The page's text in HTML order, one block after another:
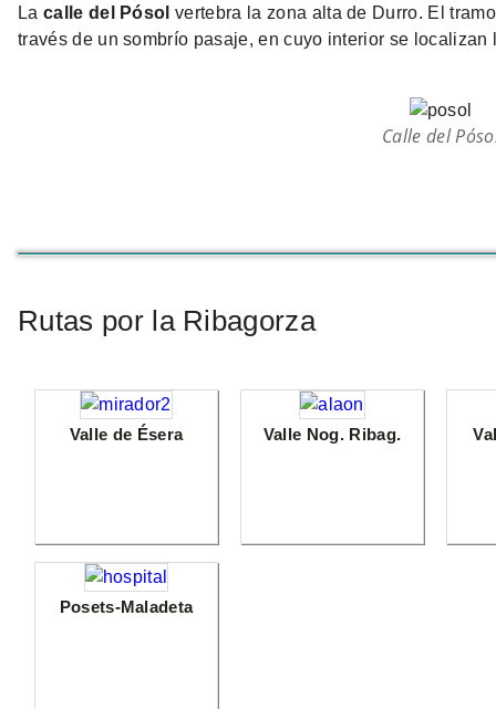
La calle del Pósol vertebra la zona alta de Durro. El
través de un sombrío pasaje, en cuyo interior se
Calle del
Rutas por la Ribagorza
Valle de Ésera Valle Nog. Ribag.
Posets-Maladeta